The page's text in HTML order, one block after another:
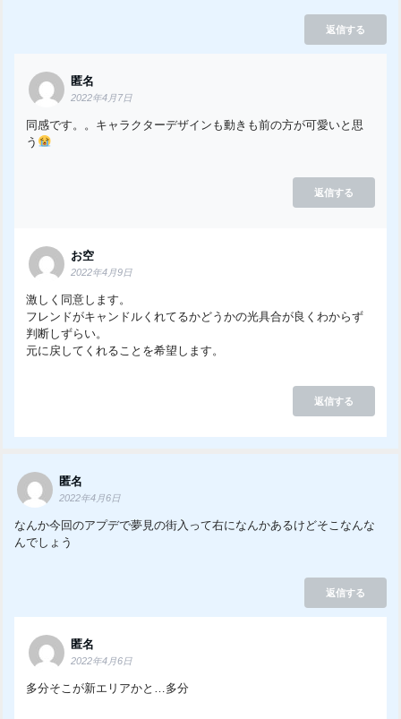
返信する
匿名
2022年4月7日
同感です。。キャラクターデザインも動きも前の方が可愛いと思
う
返信する
お空
2022年4月9日
激しく同意します。
フレンドがキャンドルくれてるかどうかの光具合が良くわからず
判断しずらい。
元に戻してくれることを希望します。
返信する
匿名
2022年4月6日
なんか今回のアプデで夢見の街入って右になんかあるけどそこなんな
んでしょう
返信する
匿名
2022年4月6日
多分そこが新エリアかと…多分